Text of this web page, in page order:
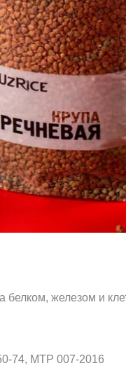
белком, железом и
74, МТР 007-2016